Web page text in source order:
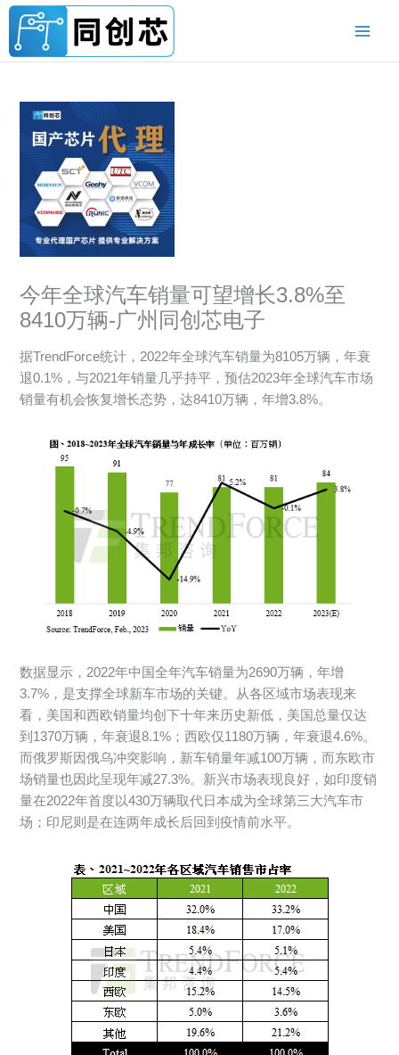
跳
内
今年全球汽车销量可望增长3.8%至
8410万辆-广州同创芯电子
据TrendForce统计，2022年全球汽车销量为8105万辆，年衰
退0.1%，与2021年销量几乎持平，预估2023年全球汽车市场
销量有机会恢复增长态势，达8410万辆，年增3.8%。
数据显示，2022年中国全年汽车销量为2690万辆，年增
3.7%，是支撑全球新车市场的关键。从各区域市场表现来
看，美国和西欧销量均创下十年来历史新低，美国总量仅达
到1370万辆，年衰退8.1%；西欧仅1180万辆，年衰退4.6%。
而俄罗斯因俄乌冲突影响，新车销量年减100万辆，而东欧市
场销量也因此呈现年减27.3%。新兴市场表现良好，如印度销
量在2022年首度以430万辆取代日本成为全球第三大汽车市
场；印尼则是在连两年成长后回到疫情前水平。